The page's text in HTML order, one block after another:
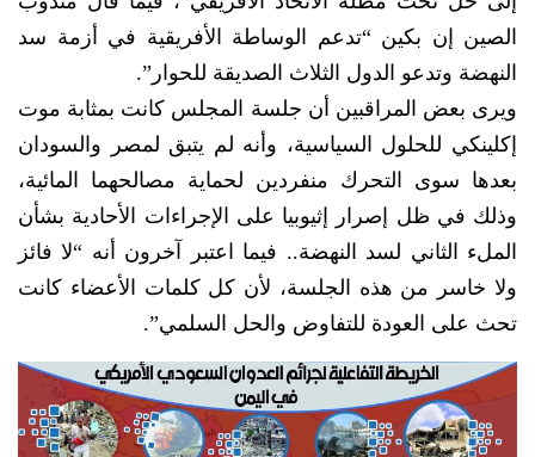
الصين إن بكين “تدعم الوساطة الأفريقية في أزمة سد
النهضة وتدعو الدول الثلاث الصديقة للحوار”.
ويرى بعض المراقبين أن جلسة المجلس كانت بمثابة موت
إكلينكي للحلول السياسية، وأنه لم يتبق لمصر والسودان
بعدها سوى التحرك منفردين لحماية مصالحهما المائية،
وذلك في ظل إصرار إثيوبيا على الإجراءات الأحادية بشأن
الملء الثاني لسد النهضة.. فيما اعتبر آخرون أنه “لا فائز
ولا خاسر من هذه الجلسة، لأن كل كلمات الأعضاء كانت
تحث على العودة للتفاوض والحل السلمي”.